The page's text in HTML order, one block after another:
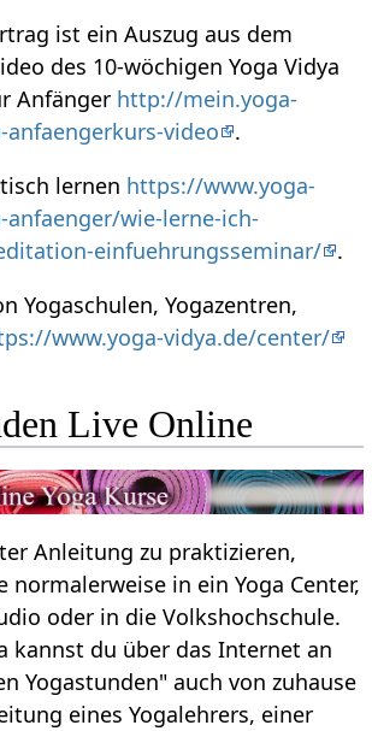
ist ein Auszug aus dem
des 10-wöchigen Yoga Vidya
Anfänger http://mein.yoga-
anfaengerkurs-video
.
lernen https://www.yoga-
anfaenger/wie-lerne-ich-
einfuehrungsseminar/ .
Yogaschulen, Yogazentren,
www.yoga-vidya.de/center/
Live Online
Anleitung zu praktizieren,
normalerweise in ein Yoga Center,
oder in die Volkshochschule.
kannst du über das Internet an
Yogastunden" auch von zuhause
eines Yogalehrers, einer